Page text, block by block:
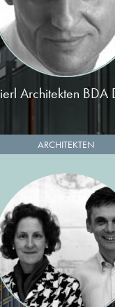
Architekten BDA
ARCHITEKTEN